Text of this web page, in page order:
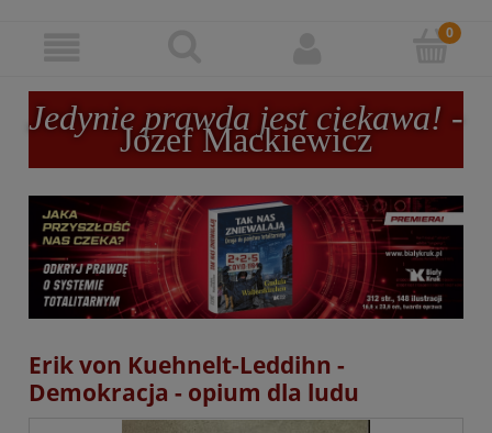
Jedynie prawda jest ciekawa! -
Józef Mackiewicz
Erik von Kuehnelt-Leddihn -
Demokracja - opium dla ludu